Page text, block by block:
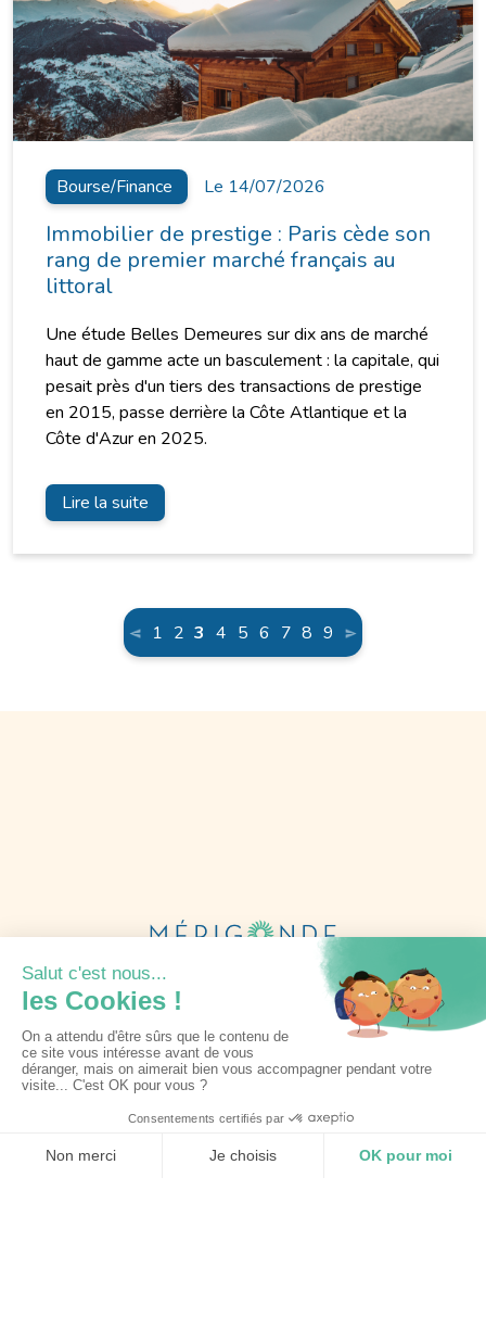
Bourse/Finance Le 14/07/2026
Immobilier de prestige : Paris cède son
rang de premier marché français au
littoral
Une étude Belles Demeures sur dix ans de marché
haut de gamme acte un basculement : la capitale, qui
pesait près d'un tiers des transactions de prestige
en 2015, passe derrière la Côte Atlantique et la
Côte d'Azur en 2025.
Lire la suite
1 2 3 (current)
4 5 6 7 8 9
Informations complètes
9 Rue du Stade